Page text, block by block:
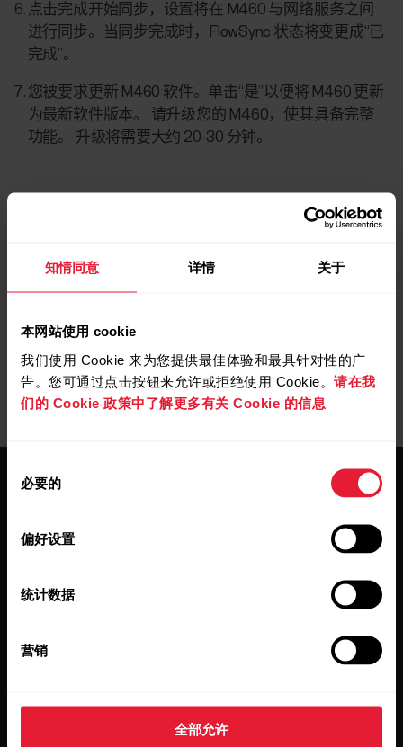
知情同意 详情 关于
本网站使用 cookie
我们使用 Cookie 来为您提供最佳体验和最具针对性的广
告。您可通过点击按钮来允许或拒绝使用 Cookie。 请在我
们的 Cookie 政策中了解更多有关 Cookie 的信息
必要的
偏好设置
统计数据
营销
全部允许
点击完成开始同步，设置将在 M460 与网络服务之间
进行同步。当同步完成时，FlowSync 状态将变更成“已
完成”。
您被要求更新 M460 软件。单击“是”以便将 M460 更新
为最新软件版本。 请升级您的 M460，使其具备完整
功能。 升级将需要大约 20-30 分钟。
在 FW 更新过程中，M460 可能会发出嘟
端用户忽略此信息，并耐心等待 FW 更新
保持更新。
会将更新直接发送至您的收件箱。